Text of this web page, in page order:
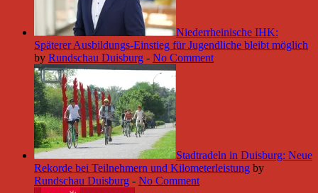
Niederrheinische IHK:
Späterer Ausbildungs-Einstieg für Jugendliche bleibt möglich
by Rundschau Duisburg - No Comment
Stadtradeln in Duisburg: Neue
Rekorde bei Teilnehmern und Kilometerleistung by
Rundschau Duisburg - No Comment